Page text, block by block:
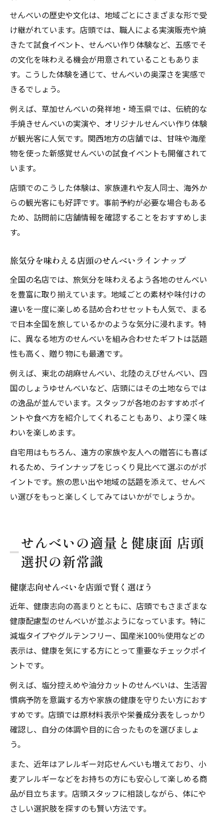
せんべいの歴史や文化は、地域ごとにさまざまな形で受
け継がれています。店頭では、職人による実演販売や焼
きたて試食イベント、せんべい作り体験など、五感でそ
の文化を味わえる機会が用意されていることもありま
す。こうした体験を通じて、せんべいの奥深さを実感で
きるでしょう。
例えば、草加せんべいの発祥地・埼玉県では、伝統的な
手焼きせんべいの実演や、オリジナルせんべい作り体験
が観光客に人気です。関西地方の店舗では、甘味や海産
物を使った新感覚せんべいの試食イベントも開催されて
います。
店頭でのこうした体験は、家族連れや友人同士、海外か
らの観光客にも好評です。事前予約が必要な場合もある
ため、訪問前に店舗情報を確認することをおすすめしま
す。
旅気分を味わえる店頭のせんべいラインナップ
全国の名店では、旅気分を味わえるよう各地のせんべい
を豊富に取り揃えています。地域ごとの素材や味付けの
違いを一度に楽しめる詰め合わせセットも人気で、まる
で日本全国を旅しているかのような気分に浸れます。特
に、異なる地方のせんべいを組み合わせたギフトは話題
性も高く、贈り物にも最適です。
例えば、東北の胡麻せんべい、北陸のえびせんべい、四
国のしょうゆせんべいなど、店頭にはその土地ならでは
の逸品が並んでいます。スタッフが各地のおすすめポイ
ントや食べ方を紹介してくれることもあり、より深く味
わいを楽しめます。
自宅用はもちろん、遠方の家族や友人への贈答にも喜ば
れるため、ラインナップをじっくり見比べて選ぶのがポ
イントです。旅の思い出や地域の話題を添えて、せんべ
い選びをもっと楽しくしてみてはいかがでしょうか。
せんべいの適量と健康面 店頭
選択の新常識
健康志向せんべいを店頭で賢く選ぼう
近年、健康志向の高まりとともに、店頭でもさまざまな
健康配慮型のせんべいが並ぶようになっています。特に
減塩タイプやグルテンフリー、国産米100％使用などの
表示は、健康を気にする方にとって重要なチェックポイ
ントです。
例えば、塩分控えめや油分カットのせんべいは、生活習
慣病予防を意識する方や家族の健康を守りたい方におす
すめです。店頭では原材料表示や栄養成分表をしっかり
確認し、自分の体調や目的に合ったものを選びましょ
う。
また、近年はアレルギー対応せんべいも増えており、小
麦アレルギーなどをお持ちの方にも安心して楽しめる商
品が目立ちます。店頭スタッフに相談しながら、体にや
さしい選択肢を探すのも賢い方法です。